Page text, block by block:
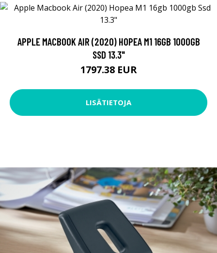
APPLE MACBOOK AIR (2020) HOPEA M1 16GB 1000GB
SSD 13.3"
1797.38 EUR
LISÄTIETOJA